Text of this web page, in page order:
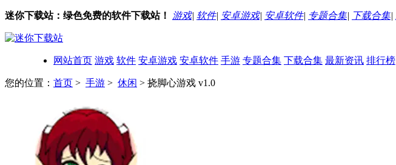
迷你下载站：绿色免费的软件下载站！ 游戏| 软件| 安卓游戏| 安卓软件| 专题合集| 下载合集|
网站首页 游戏 软件 安卓游戏 安卓软件 手游 专题合集 下载合集 最新资讯 排行榜
您的位置： 首页 > 手游 > 休闲 > 挠脚心游戏 v1.0